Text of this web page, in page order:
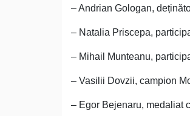
– Andrian Gologan,
– Natalia Priscepa,
– Mihail Munteanu,
– Vasilii Dovzii, campion
– Egor Bejenaru, medaliat